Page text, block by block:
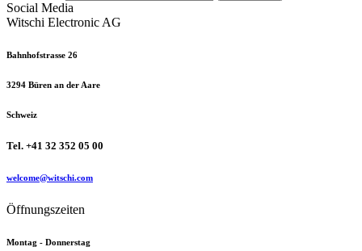
Social Media
Witschi Electronic AG
Bahnhofstrasse 26
3294 Büren an der Aare
Schweiz
Tel. +41 32 352 05 00
welcome@witschi.com
Öffnungszeiten
Montag - Donnerstag